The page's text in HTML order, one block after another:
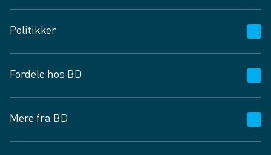
Vagttelefon 30 10 89 89
Spørgsmål og svar
Job og karriere
Fødevarekontrolrapport
Politikker
Privatlivspolitik
Cookies
Vilkår og betingelser
Fordele hos BD
BD app
BD.dk services
Mere fra BD